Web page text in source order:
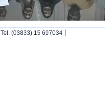
Tel. (03833) 15 697034 |